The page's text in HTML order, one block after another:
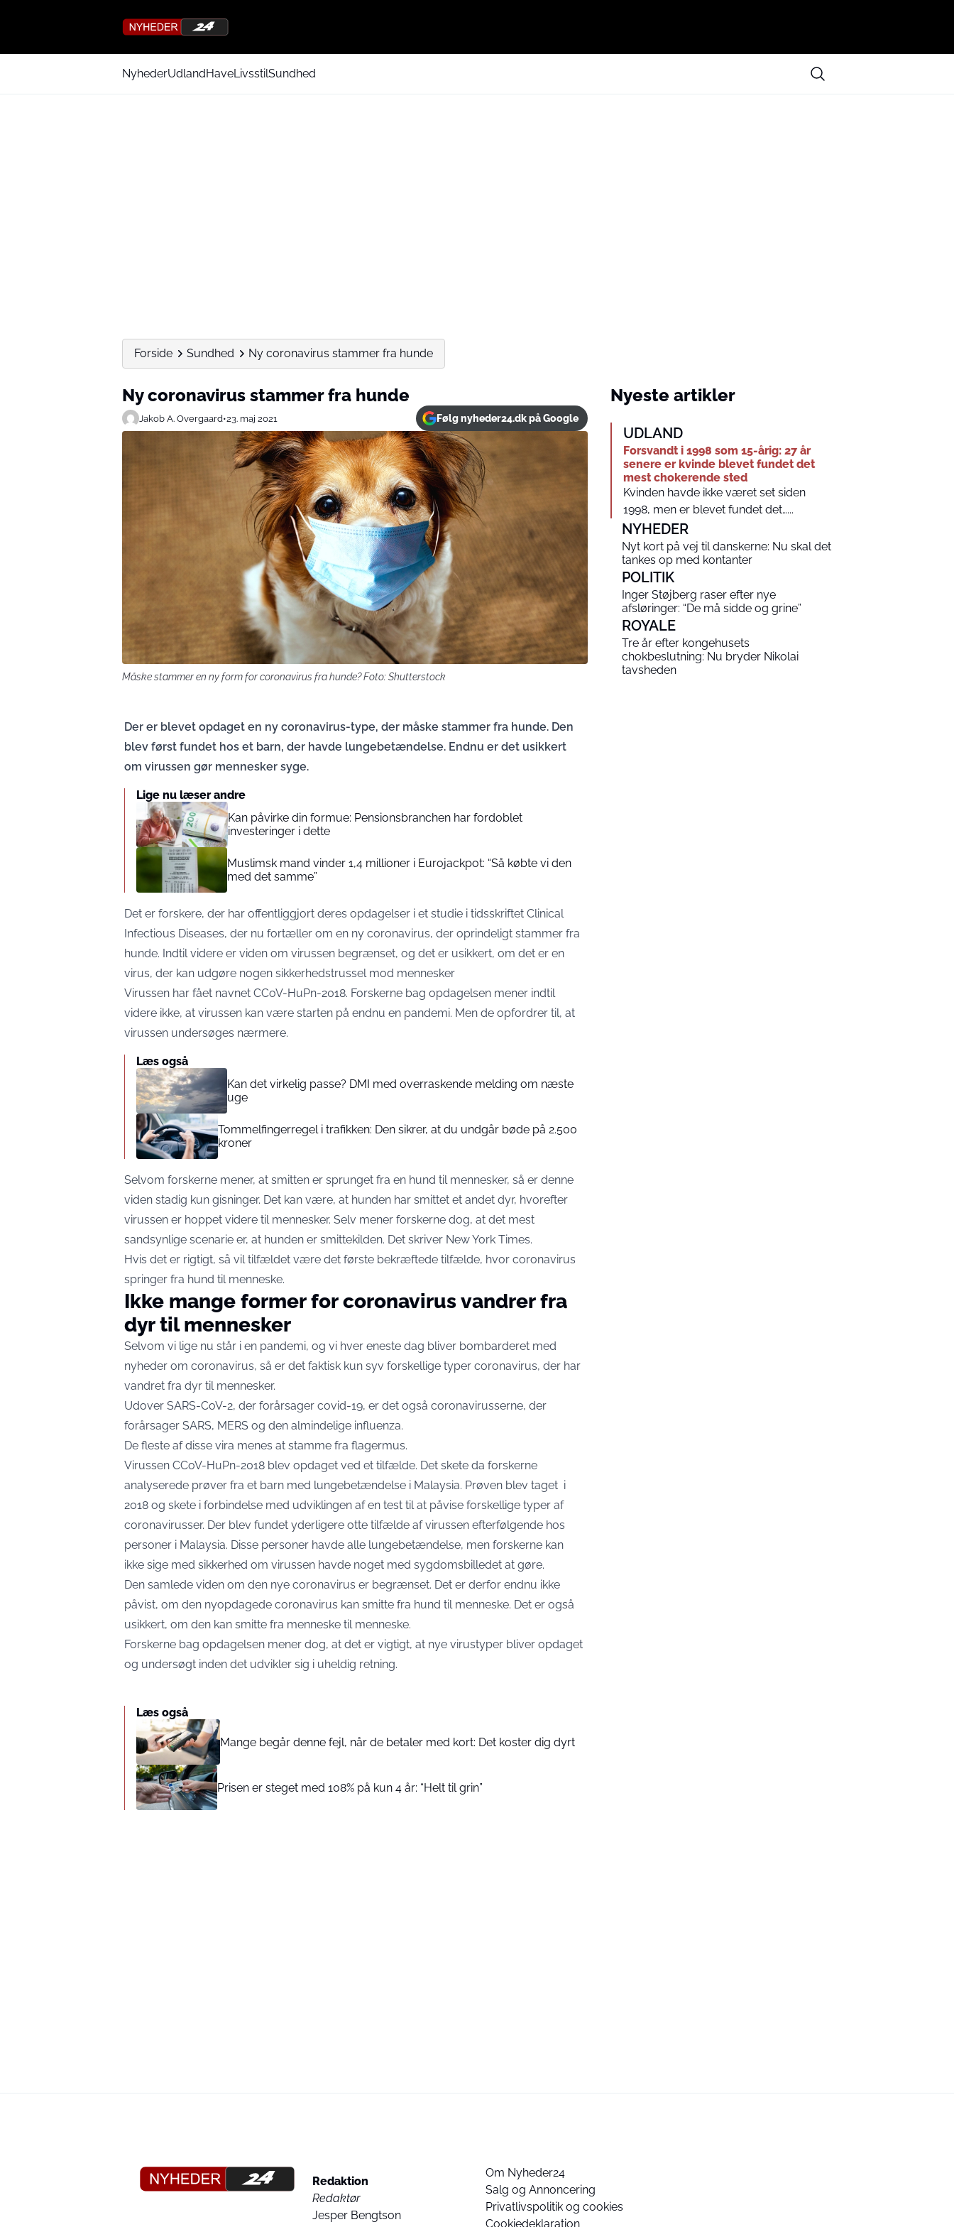
NyhederUdlandHaveLivsstilSundhed
Forside Sundhed Ny coronavirus stammer fra hunde
Ny coronavirus stammer fra hunde
Jakob A. Overgaard•23. maj 2021 Følg nyheder24.dk på Google
Måske stammer en ny form for coronavirus fra hunde? Foto: Shutterstock
Der er blevet opdaget en ny coronavirus-type, der måske stammer fra hunde. Den
blev først fundet hos et barn, der havde lungebetændelse. Endnu er det usikkert
om virussen gør mennesker syge.
Lige nu læser andre
Kan påvirke din formue: Pensionsbranchen har fordoblet
investeringer i dette
Muslimsk mand vinder 1,4 millioner i Eurojackpot: “Så købte vi den
med det samme”
Det er forskere, der har offentliggjort deres opdagelser i et studie i tidsskriftet Clinical
Infectious Diseases, der nu fortæller om en ny coronavirus, der oprindeligt stammer fra
hunde. Indtil videre er viden om virussen begrænset, og det er usikkert, om det er en
virus, der kan udgøre nogen sikkerhedstrussel mod mennesker
Virussen har fået navnet CCoV-HuPn-2018. Forskerne bag opdagelsen mener indtil
videre ikke, at virussen kan være starten på endnu en pandemi. Men de opfordrer til, at
virussen undersøges nærmere.
Læs også
Kan det virkelig passe? DMI med overraskende melding om næste
uge
Tommelfingerregel i trafikken: Den sikrer, at du undgår bøde på 2.500
kroner
Selvom forskerne mener, at smitten er sprunget fra en hund til mennesker, så er denne
viden stadig kun gisninger. Det kan være, at hunden har smittet et andet dyr, hvorefter
virussen er hoppet videre til mennesker. Selv mener forskerne dog, at det mest
sandsynlige scenarie er, at hunden er smittekilden. Det skriver New York Times.
Hvis det er rigtigt, så vil tilfældet være det første bekræftede tilfælde, hvor coronavirus
springer fra hund til menneske.
Ikke mange former for coronavirus vandrer fra
dyr til mennesker
Selvom vi lige nu står i en pandemi, og vi hver eneste dag bliver bombarderet med
nyheder om coronavirus, så er det faktisk kun syv forskellige typer coronavirus, der har
vandret fra dyr til mennesker.
Udover SARS-CoV-2, der forårsager covid-19, er det også coronavirusserne, der
forårsager SARS, MERS og den almindelige influenza.
De fleste af disse vira menes at stamme fra flagermus.
Virussen CCoV-HuPn-2018 blev opdaget ved et tilfælde. Det skete da forskerne
analyserede prøver fra et barn med lungebetændelse i Malaysia. Prøven blev taget i
2018 og skete i forbindelse med udviklingen af en test til at påvise forskellige typer af
coronavirusser. Der blev fundet yderligere otte tilfælde af virussen efterfølgende hos
personer i Malaysia. Disse personer havde alle lungebetændelse, men forskerne kan
ikke sige med sikkerhed om virussen havde noget med sygdomsbilledet at gøre.
Den samlede viden om den nye coronavirus er begrænset. Det er derfor endnu ikke
påvist, om den nyopdagede coronavirus kan smitte fra hund til menneske. Det er også
usikkert, om den kan smitte fra menneske til menneske.
Forskerne bag opdagelsen mener dog, at det er vigtigt, at nye virustyper bliver opdaget
og undersøgt inden det udvikler sig i uheldig retning.
Læs også
Mange begår denne fejl, når de betaler med kort: Det koster dig dyrt
Prisen er steget med 108% på kun 4 år: “Helt til grin”
Nyeste artikler
UDLAND
Forsvandt i 1998 som 15-årig: 27 år
senere er kvinde blevet fundet det
mest chokerende sted
Kvinden havde ikke været set siden
1998, men er blevet fundet det…...
NYHEDER
Nyt kort på vej til danskerne: Nu skal det
tankes op med kontanter
POLITIK
Inger Støjberg raser efter nye
afsløringer: “De må sidde og grine”
ROYALE
Tre år efter kongehusets
chokbeslutning: Nu bryder Nikolai
tavsheden
Redaktion
Redaktør
Jesper Bengtson
Om Nyheder24
Salg og Annoncering
Privatlivspolitik og cookies
Cookiedeklaration